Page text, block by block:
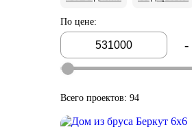
По цене:
-
Всего проектов: 94